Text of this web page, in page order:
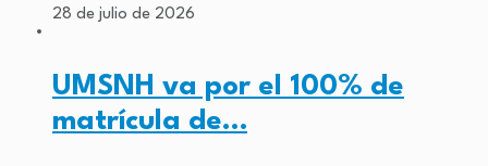
28 de julio de 2026
UMSNH va por el 100% de
matrícula de…